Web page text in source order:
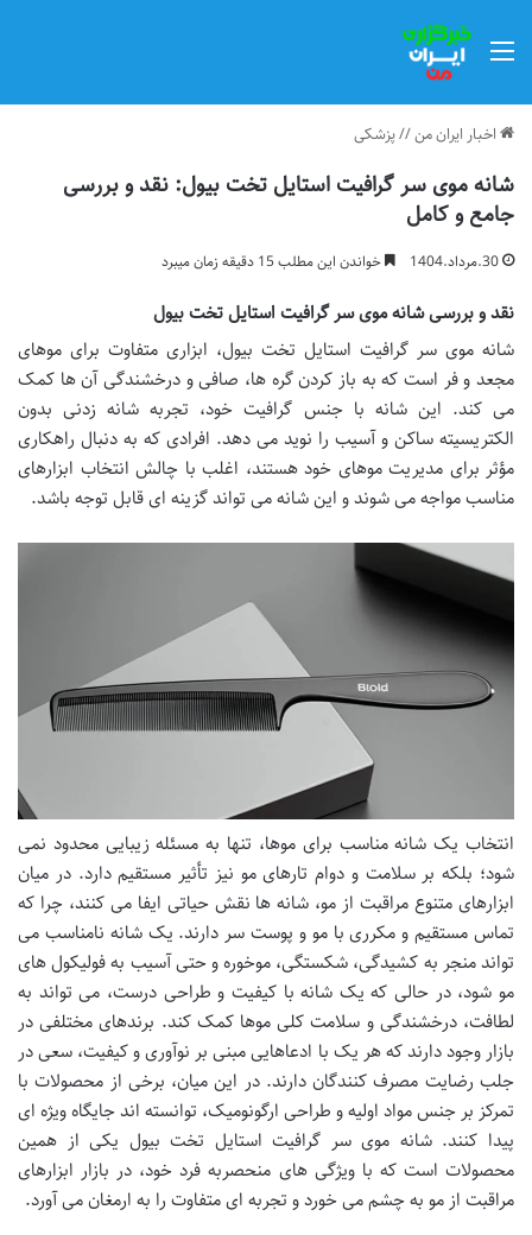
اخبار ایران من//پزشکی
شانه موی سر گرافیت استایل تخت بیول: نقد و بررسی
جامع و کامل
30.مرداد.1404 خواندن این مطلب 15 دقیقه زمان میبرد
نقد و بررسی شانه موی سر گرافیت استایل تخت بیول
شانه موی سر گرافیت استایل تخت بیول، ابزاری متفاوت برای موهای
مجعد و فر است که به باز کردن گره ها، صافی و درخشندگی آن ها کمک
می کند. این شانه با جنس گرافیت خود، تجربه شانه زدنی بدون
الکتریسیته ساکن و آسیب را نوید می دهد. افرادی که به دنبال راهکاری
مؤثر برای مدیریت موهای خود هستند، اغلب با چالش انتخاب ابزارهای
مناسب مواجه می شوند و این شانه می تواند گزینه ای قابل توجه باشد.
انتخاب یک شانه مناسب برای موها، تنها به مسئله زیبایی محدود نمی
شود؛ بلکه بر سلامت و دوام تارهای مو نیز تأثیر مستقیم دارد. در میان
ابزارهای متنوع مراقبت از مو، شانه ها نقش حیاتی ایفا می کنند، چرا که
تماس مستقیم و مکرری با مو و پوست سر دارند. یک شانه نامناسب می
تواند منجر به کشیدگی، شکستگی، موخوره و حتی آسیب به فولیکول های
مو شود، در حالی که یک شانه با کیفیت و طراحی درست، می تواند به
لطافت، درخشندگی و سلامت کلی موها کمک کند. برندهای مختلفی در
بازار وجود دارند که هر یک با ادعاهایی مبنی بر نوآوری و کیفیت، سعی در
جلب رضایت مصرف کنندگان دارند. در این میان، برخی از محصولات با
تمرکز بر جنس مواد اولیه و طراحی ارگونومیک، توانسته اند جایگاه ویژه ای
پیدا کنند. شانه موی سر گرافیت استایل تخت بیول یکی از همین
محصولات است که با ویژگی های منحصربه فرد خود، در بازار ابزارهای
مراقبت از مو به چشم می خورد و تجربه ای متفاوت را به ارمغان می آورد.